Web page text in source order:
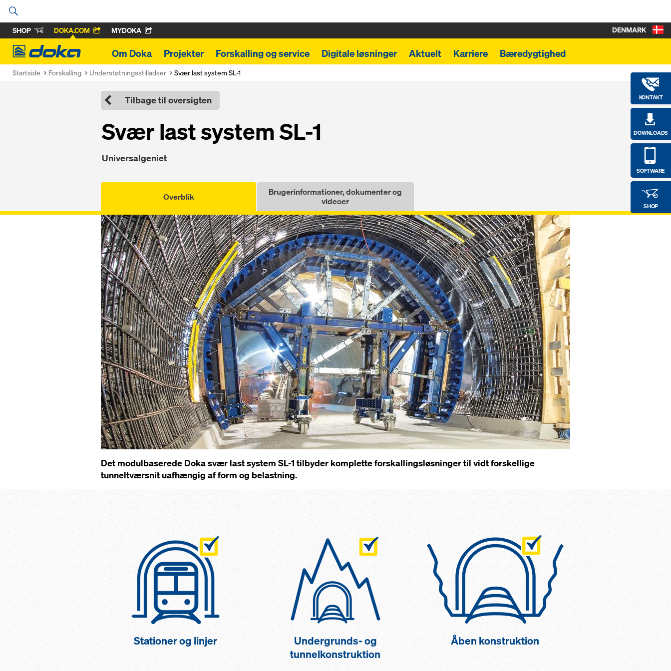
SHOP DOKA.COM MYDOKA
Doka
Om Doka Projekter Forskalling og service Digitale løsninger Aktuelt Karriere Bæredygtighed
KONTAKT
DOWNLOADS
SOFTWARE
SHOP
DENMARK
Startside Forskalling Understøtningsstilladser Svær last system SL-1
Tilbage til oversigten
Svær last system SL-1
Universalgeniet
Overblik
Brugerinformationer, dokumenter og
videoer
Det modulbaserede Doka svær last system SL-1 tilbyder komplette forskallingsløsninger til vidt forskellige
tunneltværsnit uafhængig af form og belastning.
Stationer og linjer
Undergrunds- og
tunnelkonstruktion
Åben konstruktion